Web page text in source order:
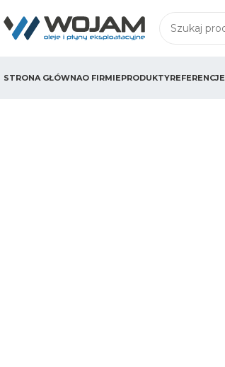
STRONA GŁÓWNAO FIRMIEPRODUKTYREFERENCJE